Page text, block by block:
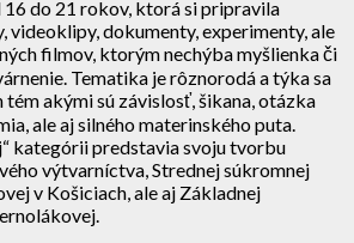
do 21 rokov, ktorá si pripravila
videoklipy, dokumenty, experimenty, ale
filmov, ktorým nechýba myšlienka či
Tematika je rôznorodá a týka sa
tém akými sú závislosť, šikana, otázka
ale aj silného materinského puta.
kategórii predstavia svoju tvorbu
výtvarníctva, Strednej súkromnej
v Košiciach, ale aj Základnej